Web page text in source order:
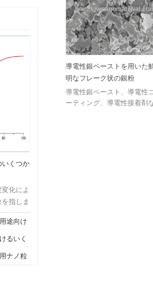
いくつか
化によ
指しま
電子構造
引き起
主に次
ると構
途向け
るいく
張応用
ナノ粒
フレーク粉末
シールド
密度のフレー
用する。
導電性銀ペーストを用いた鮮
明なフレーク状の銀粉
導電性銀ペースト、導電性コ
ーティング、導電性接着剤な